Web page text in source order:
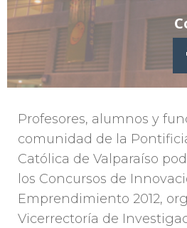
Profesores, alumnos y
comunidad de la
Católica de Valparaíso
los Concursos de
Emprendimiento 2012,
Vicerrectoría de